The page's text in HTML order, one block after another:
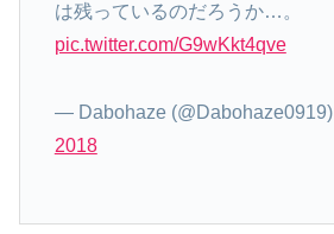
は残っているのだろうか…。
pic.twitter.com/G9wKkt4qve
— Dabohaze (@Dabohaze0919)
2018